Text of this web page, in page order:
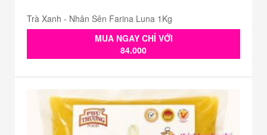
Trà Xanh - Nhân Sên Farina Luna 1Kg
MUA NGAY CHỈ VỚI
84.000